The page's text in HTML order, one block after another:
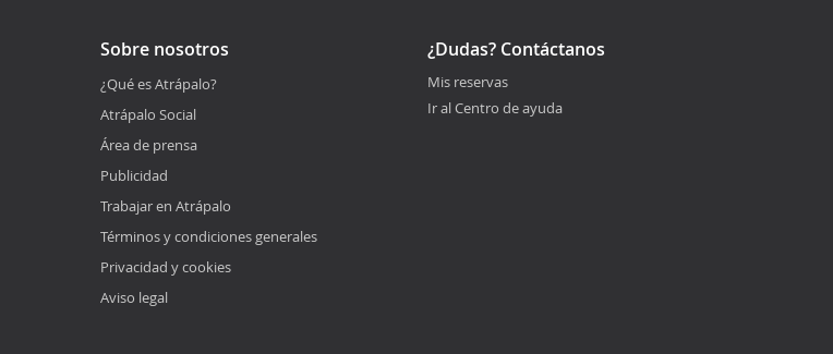
Sobre nosotros
¿Qué es Atrápalo?
Atrápalo Social
Área de prensa
Publicidad
Trabajar en Atrápalo
Términos y condiciones generales
Privacidad y cookies
Aviso legal
¿Dudas? Contáctanos
Mis reservas
Ir al Centro de ayuda